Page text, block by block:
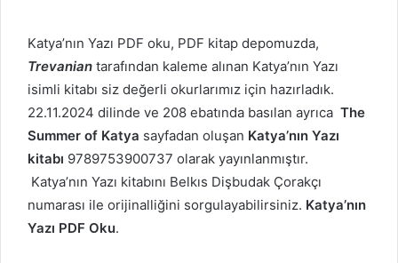
Katya’nın Yazı PDF oku, PDF kitap depomuzda,
Trevanian tarafından kaleme alınan Katya’nın Yazı
isimli kitabı siz değerli okurlarımız için hazırladık.
22.11.2024 dilinde ve 208 ebatında basılan ayrıca The
Summer of Katya sayfadan oluşan Katya’nın Yazı
kitabı 9789753900737 olarak yayınlanmıştır.
Katya’nın Yazı kitabını Belkıs Dişbudak Çorakçı
numarası ile orijinalliğini sorgulayabilirsiniz. Katya’nın
Yazı PDF Oku.